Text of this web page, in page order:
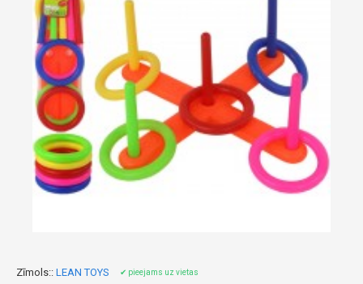
Zīmols:: LEAN TOYS ✔ pieejams uz vietas